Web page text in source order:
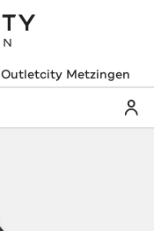
Outletcity Metzingen